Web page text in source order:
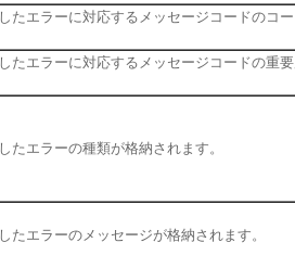
たエラーに対応するメッセージコードのコ
たエラーに対応するメッセージコードの重
たエラーの種類が格納されます。
たエラーのメッセージが格納されます。